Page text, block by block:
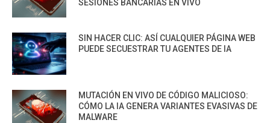
SESIONES BANCARIAS EN VIVO
SIN HACER CLIC: ASÍ CUALQUIER PÁGINA WEB
PUEDE SECUESTRAR TU AGENTES DE IA
MUTACIÓN EN VIVO DE CÓDIGO MALICIOSO:
CÓMO LA IA GENERA VARIANTES EVASIVAS DE
MALWARE